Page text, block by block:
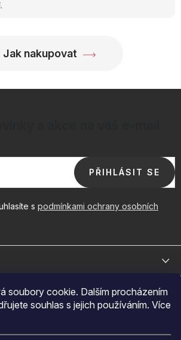
soubory cookie. Dalším procházením
souhlas s jejich používáním. Více
Jak nakupovat
s podmínkami ochrany osobních
PŘIHLÁSIT SE
pro exkluzivní velkoobchodní nabídky.
a 13:00-15:30